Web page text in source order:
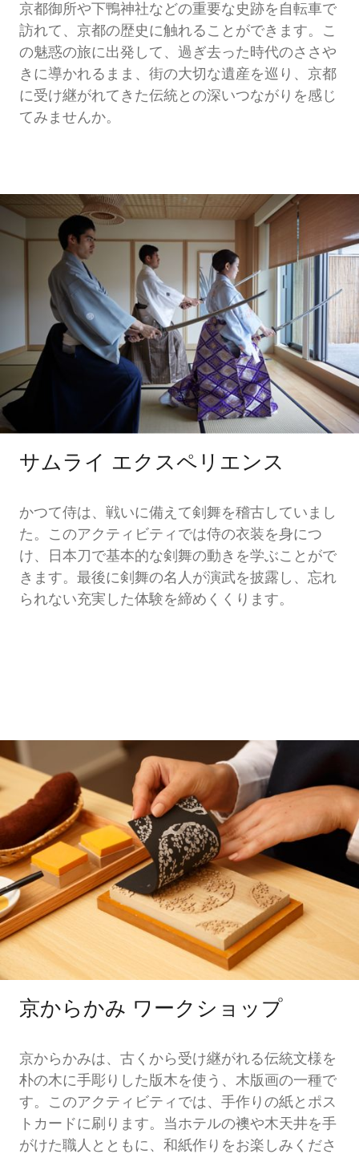
京都御所や下鴨神社などの重要な史跡を自転車で
訪れて、京都の歴史に触れることができます。こ
の魅惑の旅に出発して、過ぎ去った時代のささや
きに導かれるまま、街の大切な遺産を巡り、京都
に受け継がれてきた伝統との深いつながりを感じ
てみませんか。
サムライ エクスペリエンス
かつて侍は、戦いに備えて剣舞を稽古していまし
た。このアクティビティでは侍の衣装を身につ
け、日本刀で基本的な剣舞の動きを学ぶことがで
きます。最後に剣舞の名人が演武を披露し、忘れ
られない充実した体験を締めくくります。
京からかみ ワークショップ
京からかみは、古くから受け継がれる伝統文様を
朴の木に手彫りした版木を使う、木版画の一種で
す。このアクティビティでは、手作りの紙とポス
トカードに刷ります。当ホテルの襖や木天井を手
がけた職人とともに、和紙作りをお楽しみくださ